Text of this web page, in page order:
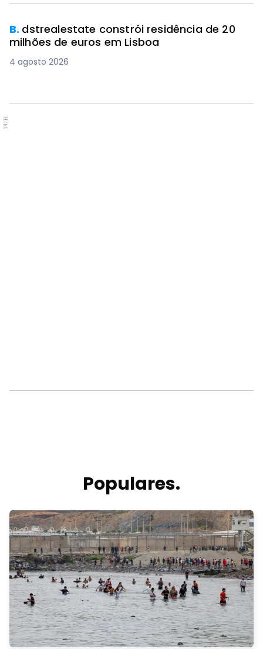
B. dstrealestate constrói residência de 20
milhões de euros em Lisboa
4 agosto 2026
PUB.
Populares.